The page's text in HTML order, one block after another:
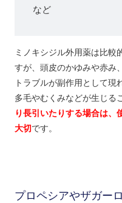
など
ミノキシジル外用薬は比較
すが、頭皮のかゆみや赤み
トラブルが副作用として
多毛やむくみなどが生じる
り長引いたりする場合は、
大切です。
プロペシアやザガー